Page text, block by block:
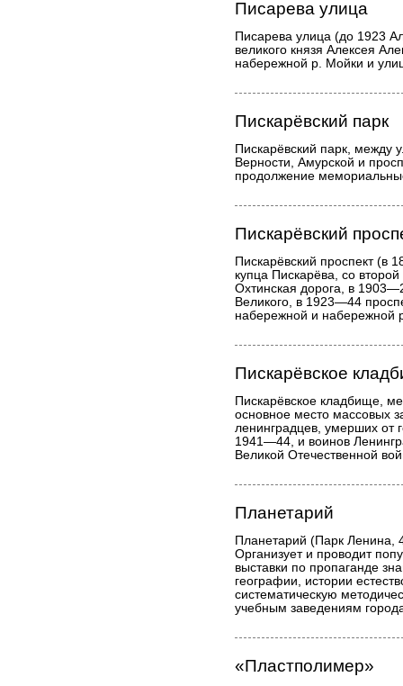
Писарева улица
Писарева улица (до 1923
великого князя Алексея
набережной р. Мойки и
Пискарёвский парк
Пискарёвский парк, между
Верности, Амурской и
продолжение
Пискарёвский
Пискарёвский проспект (в
купца Пискарёва, со
Охтинская дорога, в
Великого, в 1923—44
набережной и набережной
Пискарёвское
Пискарёвское кладбище,
основное место массовых
ленинградцев, умерших от
1941—44, и воинов
Великой Отечественной
Планетарий
Планетарий (Парк Ленина,
Организует и проводит
выставки по пропаганде
географии, истории
систематическую
учебным заведениям
«Пластполимер»